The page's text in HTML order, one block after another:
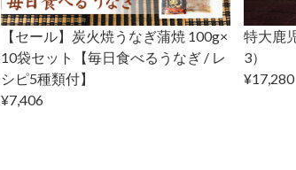
【セール】炭火焼うなぎ蒲焼 100g×
10袋セット【毎日食べるうなぎ / レ
シピ5種類付】
¥7,406
特大鹿
3）
¥17,280